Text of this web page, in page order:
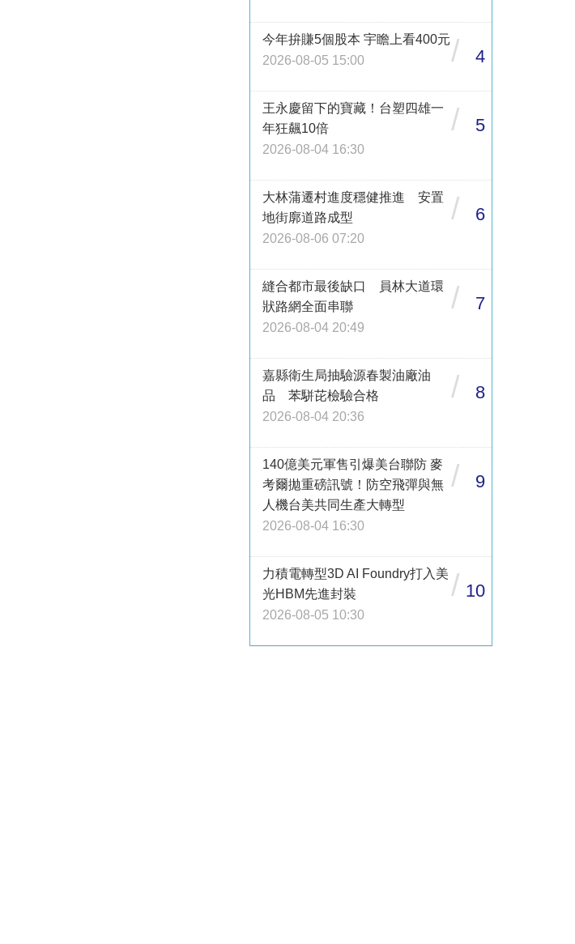
今年拚賺5個股本 宇瞻上看400元
2026-08-05 15:00
/ 4
王永慶留下的寶藏！台塑四雄一
年狂飆10倍
2026-08-04 16:30
/ 5
大林蒲遷村進度穩健推進 安置
地街廓道路成型
2026-08-06 07:20
/ 6
縫合都市最後缺口 員林大道環
狀路網全面串聯
2026-08-04 20:49
/ 7
嘉縣衛生局抽驗源春製油廠油
品 苯駢芘檢驗合格
2026-08-04 20:36
/ 8
140億美元軍售引爆美台聯防 麥
考爾拋重磅訊號！防空飛彈與無
人機台美共同生產大轉型
2026-08-04 16:30
/ 9
力積電轉型3D AI Foundry打入美
光HBM先進封裝
2026-08-05 10:30
/ 10